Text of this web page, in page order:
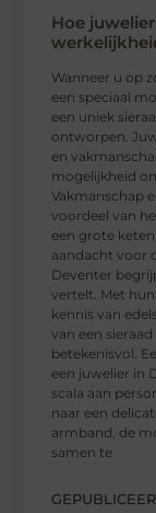
Hoe
Wanneer u op
een speciaal
een uniek
ontworpen.
en
mogelijkheid
Vakmanschap
voordeel van
een grote
aandacht voor
Deventer
vertelt. Met
kennis van
van een
betekenisvol.
een juwelier in
scala aan
naar een
armband, de
samen te